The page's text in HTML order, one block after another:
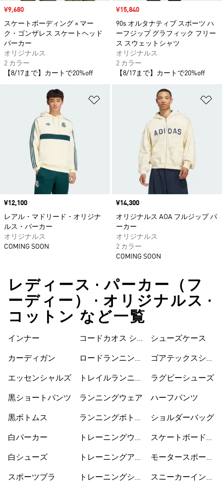
セール価格
¥9,680
スケートボーディング × マー
ク・ゴンザレス スケートヘッド
パーカー
オリジナルス
2 カラー
【8/17まで】カートで20%off
セール価格
¥15,840
90s オルタナティブ スポーツ ハ
ーフジップ グラフィック フリー
ス スウェットシャツ
オリジナルス
2 カラー
【8/17まで】カートで20%off
ほしいものリストに追加
価格
¥12,100
レアル・マドリード・オリジナ
ルス・パーカー
オリジナルス
COMING SOON
価格
¥14,300
オリジナルス AOA フルジップ パ
ーカー
オリジナルス
2 カラー
COMING SOON
レディース • パーカー（フ
ーディー） • オリジナルス •
コットン など一覧
インナー
カーディガン
エッセンシャルズ
黒ショートパンツ
黒ボトムス
白パーカー
白シューズ
スポーツブラ
コードカオス シ
ロードランニング
トレイルランニン
ランニングウェア
ランニングボトム
トレーニングウェ
トレーニングアク
トレーニングシュ
シューズケース
ゴアテックスシュ
ラグビーシューズ
ハーフパンツ
ショルダーバッグ
スケートボードシ
モータースポーツ
スニーカーインソ